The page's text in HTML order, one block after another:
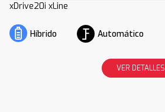
xDrive20i xLine
Híbrido Automático
VER DETALLES